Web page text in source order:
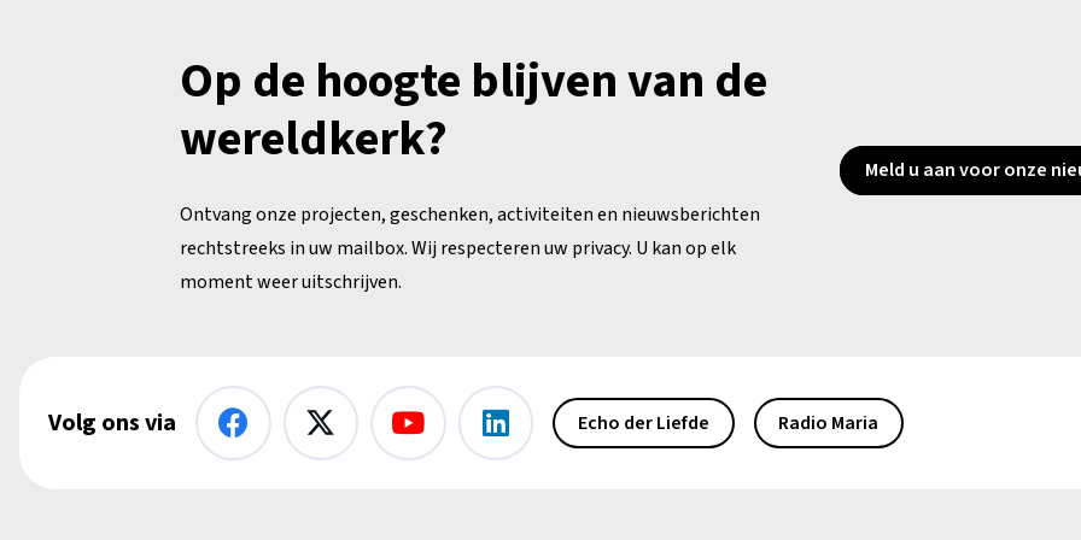
Op de hoogte blijven van de
wereldkerk?
Ontvang onze projecten, geschenken, activiteiten en nieuwsberichten
rechtstreeks in uw mailbox. Wij respecteren uw privacy. U kan op elk
moment weer uitschrijven.
Meld u aan voor onze
Volg ons via Echo der Liefde Radio Maria